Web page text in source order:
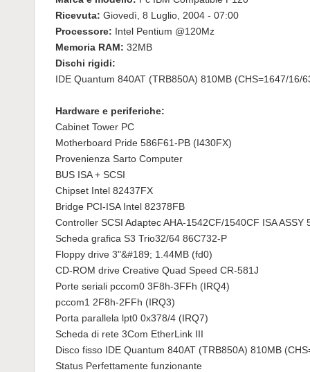
Ricevuta: Giovedì, 8 Luglio, 2004 - 07:00
Processore: Intel Pentium @120Mz
Memoria RAM: 32MB
Dischi rigidi:
IDE Quantum 840AT (TRB850A) 810MB (CHS=1647/16/
Hardware e periferiche:
Cabinet Tower PC
Motherboard Pride 586F61-PB (I430FX)
Provenienza Sarto Computer
BUS ISA + SCSI
Chipset Intel 82437FX
Bridge PCI-ISA Intel 82378FB
Controller SCSI Adaptec AHA-1542CF/1540CF ISA ASSY
Scheda grafica S3 Trio32/64 86C732-P
Floppy drive 3"&#189; 1.44MB (fd0)
CD-ROM drive Creative Quad Speed CR-581J
Porte seriali pccom0 3F8h-3FFh (IRQ4)
pccom1 2F8h-2FFh (IRQ3)
Porta parallela lpt0 0x378/4 (IRQ7)
Scheda di rete 3Com EtherLink III
Disco fisso IDE Quantum 840AT (TRB850A) 810MB
Status Perfettamente funzionante